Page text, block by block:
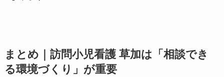
まとめ｜訪問小児看護 草加は「相談でき
る環境づくり」が重要